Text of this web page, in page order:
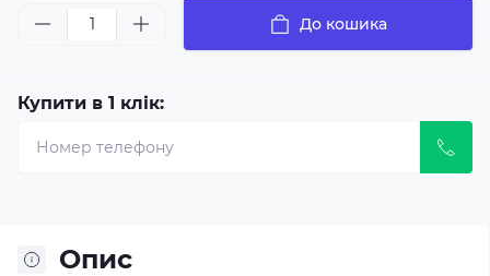
До кошика
Купити в 1 клік:
Опис